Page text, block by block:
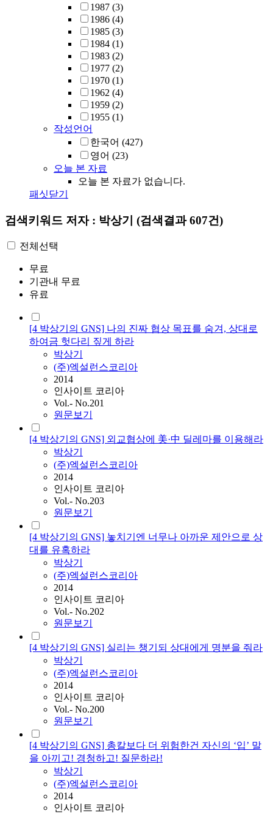
1987 (3)
1986 (4)
1985 (3)
1984 (1)
1983 (2)
1977 (2)
1970 (1)
1962 (4)
1959 (2)
1955 (1)
작성언어
한국어 (427)
영어 (23)
오늘 본 자료
오늘 본 자료가 없습니다.
패싯닫기
검색키워드 저자 : 박상기 (검색결과 607건)
전체선택
무료
기관내 무료
유료
[4 박상기의 GNS] 나의 진짜 협상 목표를 숨겨, 상대로
하여금 헛다리 짚게 하라
박상기
(주)엑설런스코리아
2014
인사이트 코리아
Vol.- No.201
원문보기
[4 박상기의 GNS] 외교협상에 美·中 딜레마를 이용해라
박상기
(주)엑설런스코리아
2014
인사이트 코리아
Vol.- No.203
원문보기
[4 박상기의 GNS] 놓치기엔 너무나 아까운 제안으로 상
대를 유혹하라
박상기
(주)엑설런스코리아
2014
인사이트 코리아
Vol.- No.202
원문보기
[4 박상기의 GNS] 실리는 챙기되 상대에게 명분을 줘라
박상기
(주)엑설런스코리아
2014
인사이트 코리아
Vol.- No.200
원문보기
[4 박상기의 GNS] 총칼보다 더 위험한건 자신의 ‘입’ 말
을 아끼고! 경청하고! 질문하라!
박상기
(주)엑설런스코리아
2014
인사이트 코리아